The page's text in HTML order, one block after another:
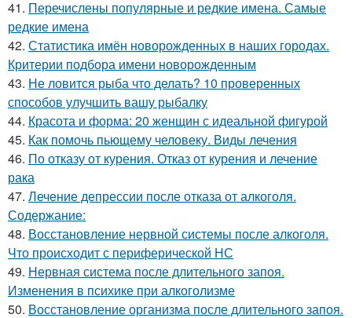
41. Перечислены популярные и редкие имена. Самые
редкие имена
42. Статистика имён новорожденных в наших городах.
Критерии подбора имени новорожденным
43. Не ловится рыба что делать? 10 проверенных
способов улучшить вашу рыбалку
44. Красота и форма: 20 женщин с идеальной фигурой
45. Как помочь пьющему человеку. Виды лечения
46. По отказу от курения. Отказ от курения и лечение
рака
47. Лечение депрессии после отказа от алкоголя.
Содержание:
48. Восстановление нервной системы после алкоголя.
Что происходит с периферической НС
49. Нервная система после длительного запоя.
Изменения в психике при алкоголизме
50. Восстановление организма после длительного запоя.